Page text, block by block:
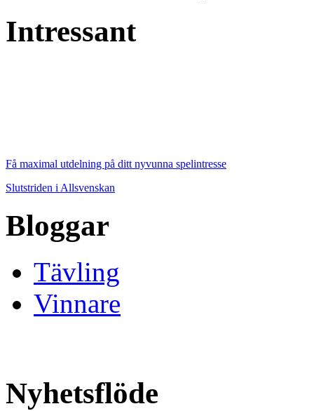
Intressant
Få maximal utdelning på ditt nyvunna spelintresse
Slutstriden i Allsvenskan
Bloggar
Tävling
Vinnare
Nyhetsflöde